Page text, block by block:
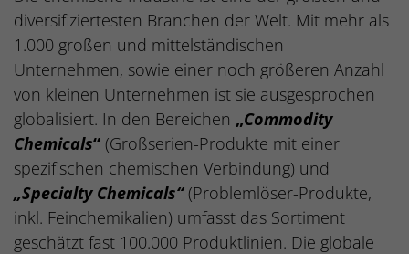
diversifiziertesten Branchen der Welt. Mit mehr als
1.000 großen und mittelständischen
Unternehmen, sowie einer noch größeren Anzahl
von kleinen Unternehmen ist sie ausgesprochen
globalisiert. In den Bereichen „Commodity
Chemicals“ (Großserien-Produkte mit einer
spezifischen chemischen Verbindung) und
„Specialty Chemicals“(Problemlöser-Produkte,
inkl. Feinchemikalien) umfasst das Sortiment
geschätzt fast 100.000 Produktlinien. Die globale